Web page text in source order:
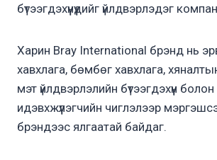
бүтээгдэхүүнүүдийг үйлдвэрлэдэг
Харин Bray International брэнд нь
хавхлага, бөмбөг хавхлага,
мэт үйлдвэрлэлийн бүтээгдэхүүн болон
идэвхжүүлэгчийн чиглэлээр
брэндээс ялгаатай байдаг.